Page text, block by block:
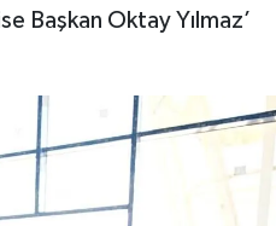
Başkan Oktay Yılmaz’